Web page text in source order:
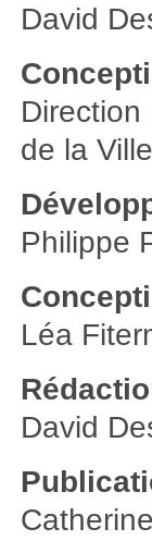
David
de la
Philippe
Léa
David